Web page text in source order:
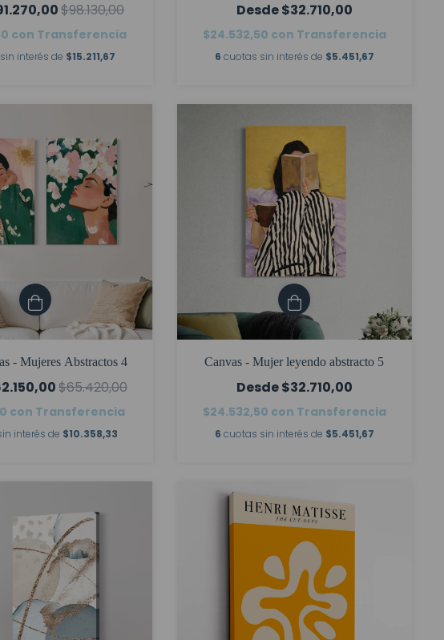
$98.130,00
con Transferencia
interés de $15.211,67
$32.710,00
$24.532,50 con Transferencia
6 cuotas sin interés de $5.451,67
- Mujeres Abstractos 4
$65.420,00
con Transferencia
interés de $10.358,33
Canvas - Mujer leyendo abstracto 5
$32.710,00
$24.532,50 con Transferencia
6 cuotas sin interés de $5.451,67